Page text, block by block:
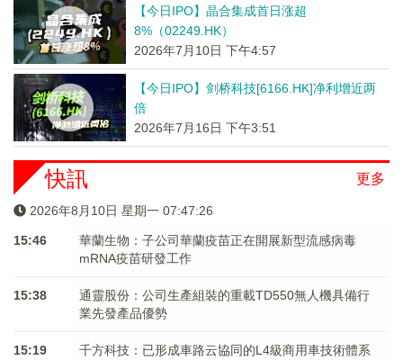
【今日IPO】晶合集成首日涨超
8%（02249.HK）
2026年7月10日 下午4:57
【今日IPO】剑桥科技[6166.HK]净利增近两
倍
2026年7月16日 下午3:51
更多
快訊
2026年8月10日 星期一 07:47:26
15:46
華蘭生物：子公司華蘭疫苗正在開展新型流感病毒
mRNA疫苗研發工作
15:38
通靈股份：公司生產組裝的重載TD550無人機具備行
業先發產品優勢
15:19
千方科技：已形成車路云協同的L4級商用車技術體系